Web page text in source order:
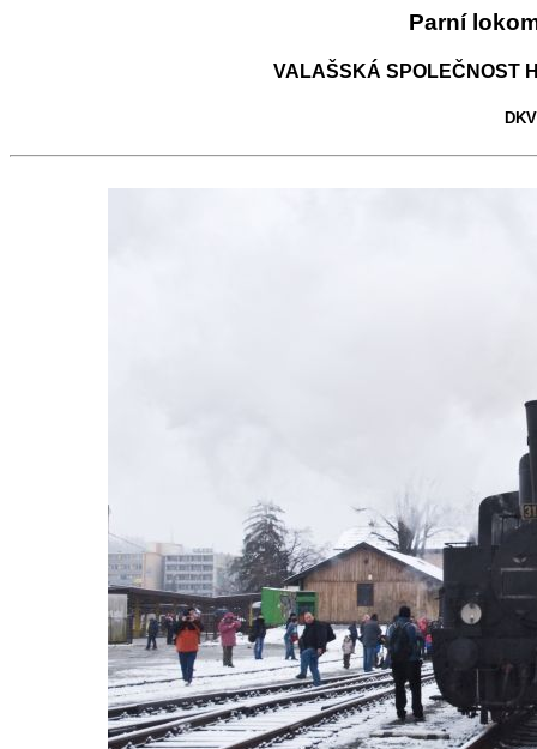
Parní
VALAŠSKÁ SPOLEČNOST